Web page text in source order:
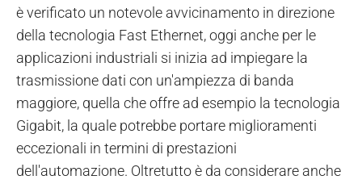
è verificato un notevole avvicinamento in direzione
della tecnologia Fast Ethernet, oggi anche per le
applicazioni industriali si inizia ad impiegare la
trasmissione dati con un'ampiezza di banda
maggiore, quella che offre ad esempio la tecnologia
Gigabit, la quale potrebbe portare miglioramenti
eccezionali in termini di prestazioni
dell'automazione. Oltretutto è da considerare anche